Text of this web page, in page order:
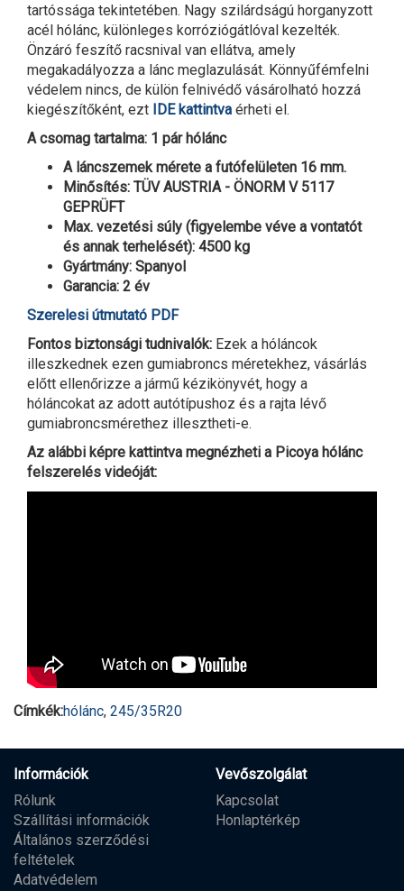
tartóssága tekintetében. Nagy szilárdságú horganyzott
acél hólánc, különleges korróziógátlóval kezelték.
Önzáró feszítő racsnival van ellátva, amely
megakadályozza a lánc meglazulását. Könnyűfémfelni
védelem nincs, de külön felnivédő vásárolható hozzá
kiegészítőként, ezt IDE kattintva érheti el.
A csomag tartalma: 1 pár hólánc
A láncszemek mérete a futófelületen 16 mm.
Minősítés: TÜV AUSTRIA - ÖNORM V 5117
GEPRÜFT
Max. vezetési súly (figyelembe véve a vontatót
és annak terhelését): 4500 kg
Gyártmány: Spanyol
Garancia: 2 év
Szerelesi útmutató PDF
Fontos biztonsági tudnivalók: Ezek a hóláncok
illeszkednek ezen gumiabroncs méretekhez, vásárlás
előtt ellenőrizze a jármű kézikönyvét, hogy a
hóláncokat az adott autótípushoz és a rajta lévő
gumiabroncsmérethez illesztheti-e.
Az alábbi képre kattintva megnézheti a Picoya hólánc
felszerelés videóját:
Címkék:hólánc, 245/35R20
Információk
Rólunk
Szállítási információk
Általános szerződési
feltételek
Adatvédelem
Vevőszolgálat
Kapcsolat
Honlaptérkép